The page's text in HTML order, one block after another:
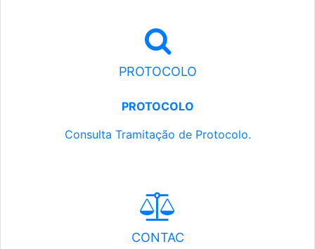
PROTOCOLO
PROTOCOLO
Consulta Tramitação de Protocolo.
CONTAC